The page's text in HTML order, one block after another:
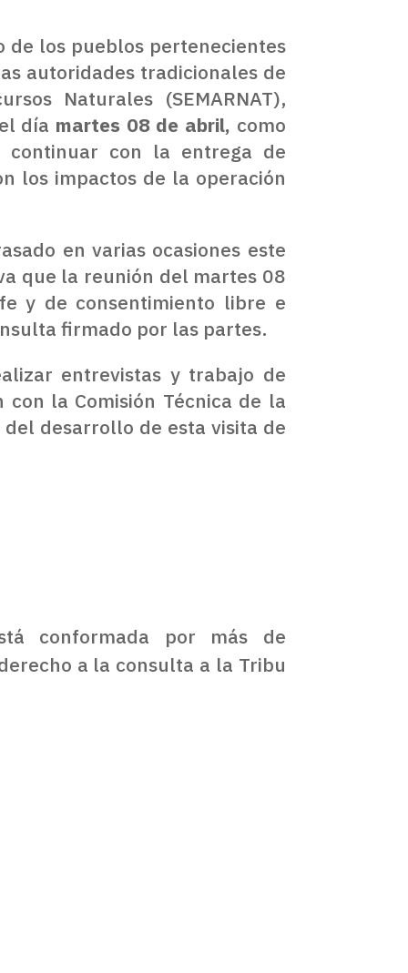
de los pueblos pertenecientes
autoridades tradicionales de
Naturales (SEMARNAT),
día martes 08 de abril, como
con la entrega de
los impactos de la operación
en varias ocasiones este
que la reunión del martes 08
y de consentimiento libre e
firmado por las partes.
entrevistas y trabajo de
la Comisión Técnica de la
desarrollo de esta visita de
conformada por más de
a la consulta a la Tribu